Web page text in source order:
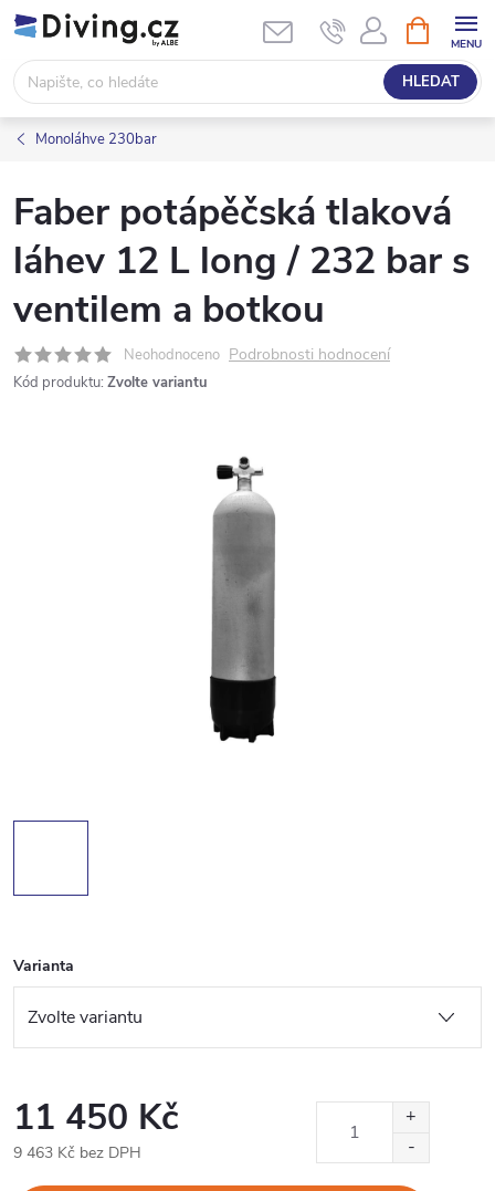
Přejít
na
obsah
HLEDAT
NÁKUPNÍ
KOŠÍK
Monoláhve 230bar
Faber potápěčská tlaková
láhev 12 L long / 232 bar s
ventilem a botkou
Neohodnoceno Podrobnosti hodnocení
Kód produktu: Zvolte variantu
Varianta
11 450 Kč
9 463 Kč bez DPH